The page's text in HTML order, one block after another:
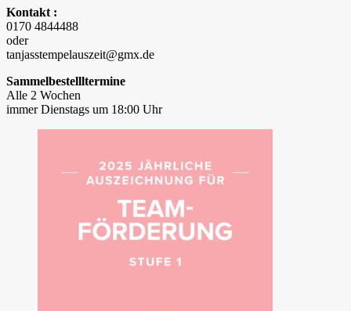
Kontakt :
0170 4844488
oder
tanjasstempelauszeit@gmx.de
Sammelbestellltermine
Alle 2 Wochen
immer Dienstags um 18:00 Uhr